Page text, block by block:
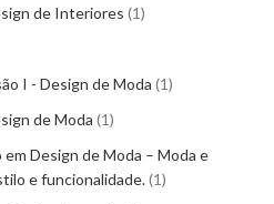
de Interiores 1
I - Design de Moda 1
de Moda 1
Design de Moda – Moda e
e funcionalidade. 1